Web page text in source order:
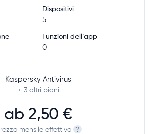
Dispositivi
5
Funzioni dell’app
0
Kaspersky Antivirus
+ 3 altri piani
ab 2,50 €
mensile effettivo ?